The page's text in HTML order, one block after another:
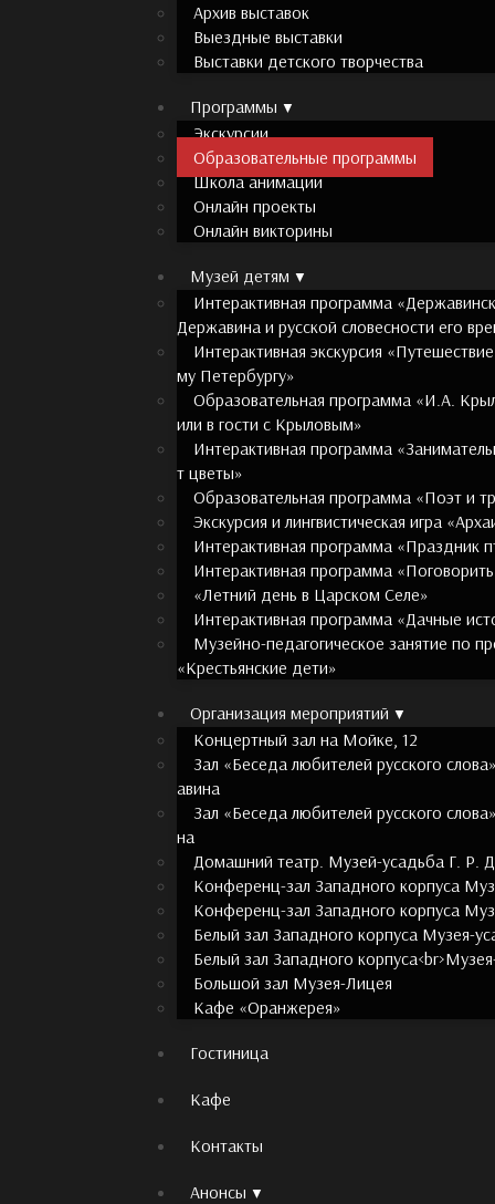
Архив выставок
Выездные выставки
Выставки детского творчества
Программы
Экскурсии
Образовательные программы
Школа анимации
Онлайн проекты
Онлайн викторины
Музей детям
Интерактивная программа
Державина и русской словесности его
Интерактивная экскурсия
му Петербургу»
Образовательная программа «И.А.
или в гости с Крыловым»
Интерактивная программа
т цветы»
Образовательная программа «Поэт и
Экскурсия и лингвистическая игра
Интерактивная программа «Праздник
Интерактивная программа
«Летний день в Царском Селе»
Интерактивная программа «Дачные
Музейно-педагогическое занятие по
«Крестьянские дети»
Организация мероприятий
Концертный зал на Мойке, 12
Зал «Беседа любителей русского
авина
Зал «Беседа любителей русского
на
Домашний театр. Музей-усадьба Г. Р.
Конференц-зал Западного корпуса
Конференц-зал Западного корпуса
Белый зал Западного корпуса Музея-
Белый зал Западного
Большой зал Музея-Лицея
Кафе «Оранжерея»
Гостиница
Кафе
Контакты
Анонсы